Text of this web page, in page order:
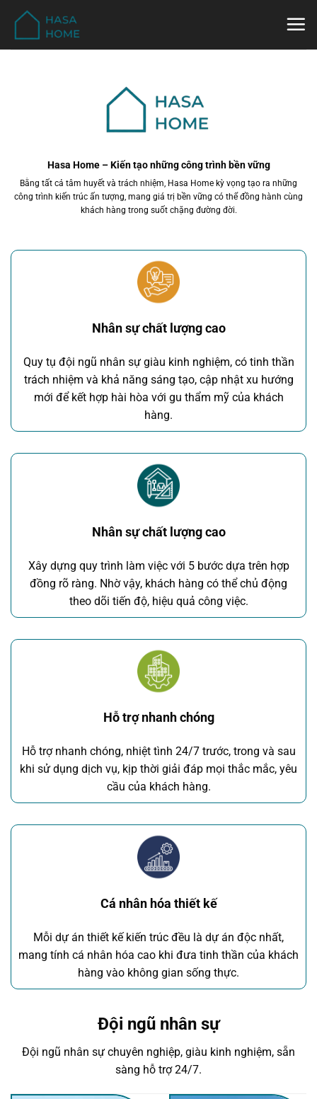
qua
nội
Hasa Home – Kiến tạo những công trình bền vững
Bằng tất cả tâm huyết và trách nhiệm, Hasa Home kỳ vọng tạo ra những
công trình kiến trúc ấn tượng, mang giá trị bền vững có thể đồng hành cùng
khách hàng trong suốt chặng đường đời.
Nhân sự chất lượng cao
Quy tụ đội ngũ nhân sự giàu kinh nghiệm, có tinh thần
trách nhiệm và khả năng sáng tạo, cập nhật xu hướng
mới để kết hợp hài hòa với gu thẩm mỹ của khách
hàng.
Nhân sự chất lượng cao
Xây dựng quy trình làm việc với 5 bước dựa trên hợp
đồng rõ ràng. Nhờ vậy, khách hàng có thể chủ động
theo dõi tiến độ, hiệu quả công việc.
Hỗ trợ nhanh chóng
Hỗ trợ nhanh chóng, nhiệt tình 24/7 trước, trong và sau
khi sử dụng dịch vụ, kịp thời giải đáp mọi thắc mắc, yêu
cầu của khách hàng.
Cá nhân hóa thiết kế
Mỗi dự án thiết kế kiến trúc đều là dự án độc nhất,
mang tính cá nhân hóa cao khi đưa tinh thần của khách
hàng vào không gian sống thực.
Đội ngũ nhân sự
Đội ngũ nhân sự chuyên nghiệp, giàu kinh nghiệm, sẵn
sàng hỗ trợ 24/7.